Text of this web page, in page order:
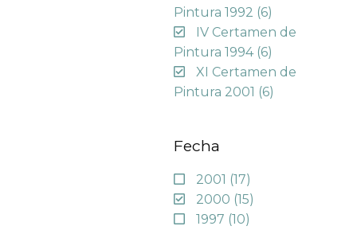
Pintura 1992 (6)
IV Certamen de
Pintura 1994 (6)
XI Certamen de
Pintura 2001 (6)
Fecha
2001 (17)
2000 (15)
1997 (10)